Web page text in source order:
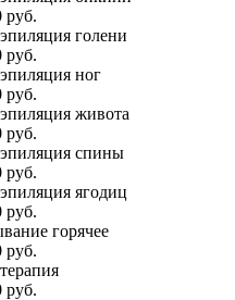
руб.
голени
руб.
ног
руб.
живота
руб.
спины
руб.
ягодиц
руб.
горячее
руб.
руб.